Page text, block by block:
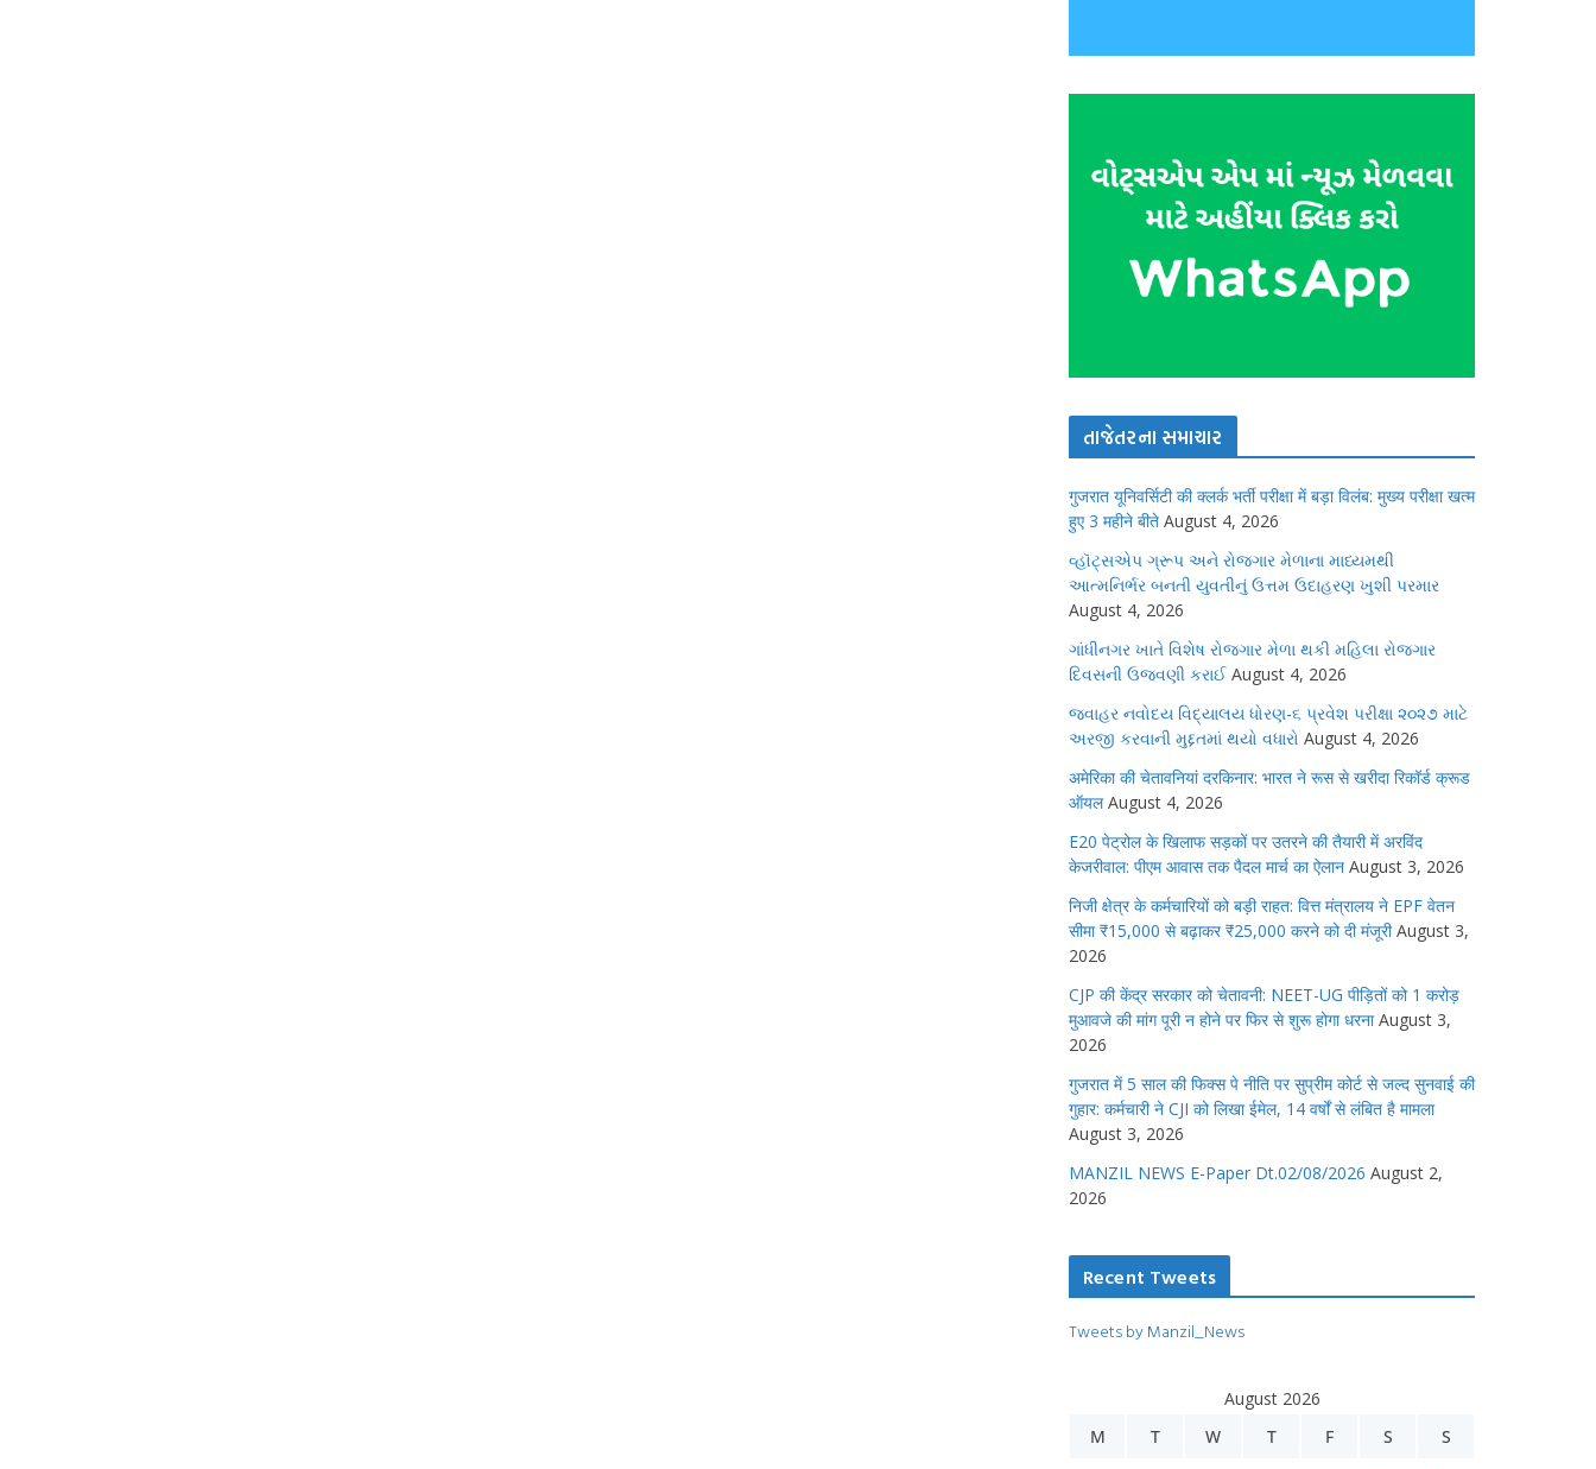
તાજેતરના સમાચાર
गुजरात यूनिवर्सिटी की क्लर्क भर्ती परीक्षा में बड़ा विलंब: मुख्य परीक्षा खत्म
हुए 3 महीने बीते August 4, 2026
વ્હૉટ્સએપ ગ્રૂપ અને રોજગાર મેળાના માધ્યમથી
આત્મનિર્ભર બનતી યુવતીનું ઉત્તમ ઉદાહરણ ખુશી પરમાર
August 4, 2026
ગાંધીનગર ખાતે વિશેષ રોજગાર મેળા થકી મહિલા રોજગાર
દિવસની ઉજવણી કરાઈ August 4, 2026
જવાહર નવોદય વિદ્યાલય ધોરણ-૬ પ્રવેશ પરીક્ષા ૨૦૨૭ માટે
અરજી કરવાની મુદ્દતમાં થયો વધારો August 4, 2026
अमेरिका की चेतावनियां दरकिनार: भारत ने रूस से खरीदा रिकॉर्ड क्रूड
ऑयल August 4, 2026
E20 पेट्रोल के खिलाफ सड़कों पर उतरने की तैयारी में अरविंद
केजरीवाल: पीएम आवास तक पैदल मार्च का ऐलान August 3, 2026
निजी क्षेत्र के कर्मचारियों को बड़ी राहत: वित्त मंत्रालय ने EPF वेतन
सीमा ₹15,000 से बढ़ाकर ₹25,000 करने को दी मंजूरी August 3,
2026
CJP की केंद्र सरकार को चेतावनी: NEET-UG पीड़ितों को 1 करोड़
मुआवजे की मांग पूरी न होने पर फिर से शुरू होगा धरना August 3,
2026
गुजरात में 5 साल की फिक्स पे नीति पर सुप्रीम कोर्ट से जल्द सुनवाई की
गुहार: कर्मचारी ने CJI को लिखा ईमेल, 14 वर्षों से लंबित है मामला
August 3, 2026
MANZIL NEWS E-Paper Dt.02/08/2026 August 2,
2026
Recent Tweets
Tweets by Manzil_News
August 2026
M
T W T F S S